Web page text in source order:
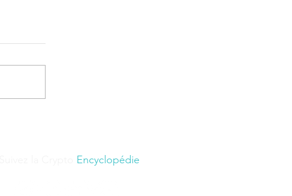
Encyclopédie